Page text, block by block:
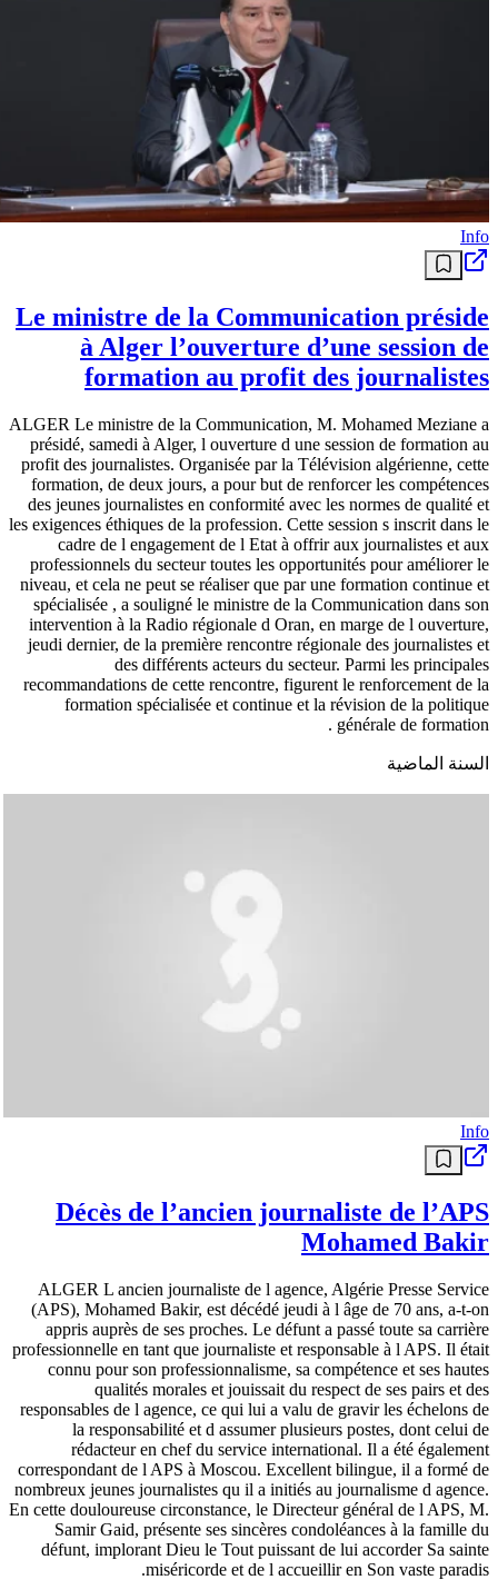
Info
Le ministre de la Communication préside
à Alger l’ouverture d’une session de
formation au profit des journalistes
ALGER Le ministre de la Communication, M. Mohamed Meziane a
présidé, samedi à Alger, l ouverture d une session de formation au
profit des journalistes. Organisée par la Télévision algérienne, cette
formation, de deux jours, a pour but de renforcer les compétences
des jeunes journalistes en conformité avec les normes de qualité et
les exigences éthiques de la profession. Cette session s inscrit dans le
cadre de l engagement de l Etat à offrir aux journalistes et aux
professionnels du secteur toutes les opportunités pour améliorer le
niveau, et cela ne peut se réaliser que par une formation continue et
spécialisée , a souligné le ministre de la Communication dans son
intervention à la Radio régionale d Oran, en marge de l ouverture,
jeudi dernier, de la première rencontre régionale des journalistes et
des différents acteurs du secteur. Parmi les principales
recommandations de cette rencontre, figurent le renforcement de la
formation spécialisée et continue et la révision de la politique
générale de formation .
السنة الماضية
Info
Décès de l’ancien journaliste de l’APS
Mohamed Bakir
ALGER L ancien journaliste de l agence, Algérie Presse Service
(APS), Mohamed Bakir, est décédé jeudi à l âge de 70 ans, a-t-on
appris auprès de ses proches. Le défunt a passé toute sa carrière
professionnelle en tant que journaliste et responsable à l APS. Il était
connu pour son professionnalisme, sa compétence et ses hautes
qualités morales et jouissait du respect de ses pairs et des
responsables de l agence, ce qui lui a valu de gravir les échelons de
la responsabilité et d assumer plusieurs postes, dont celui de
rédacteur en chef du service international. Il a été également
correspondant de l APS à Moscou. Excellent bilingue, il a formé de
nombreux jeunes journalistes qu il a initiés au journalisme d agence.
En cette douloureuse circonstance, le Directeur général de l APS, M.
Samir Gaid, présente ses sincères condoléances à la famille du
défunt, implorant Dieu le Tout puissant de lui accorder Sa sainte
miséricorde et de l accueillir en Son vaste paradis.